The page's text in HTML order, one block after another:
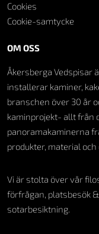
OM OSS
Åkersberga Vedspisar
installerar kaminer,
branschen över 30 år
kaminprojekt- allt från
panoramakaminerna
produkter, material
Vi är stolta över vår
förfrågan, platsbesök
sotarbesiktning.
Cookies
Cookie-samtycke